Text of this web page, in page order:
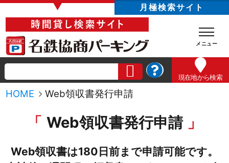
▼ 月極検索サイト
現在地から検索
HOME Web領収書発行申請
Web領収書発行申請
Web領収書は180日前まで申請可能です。